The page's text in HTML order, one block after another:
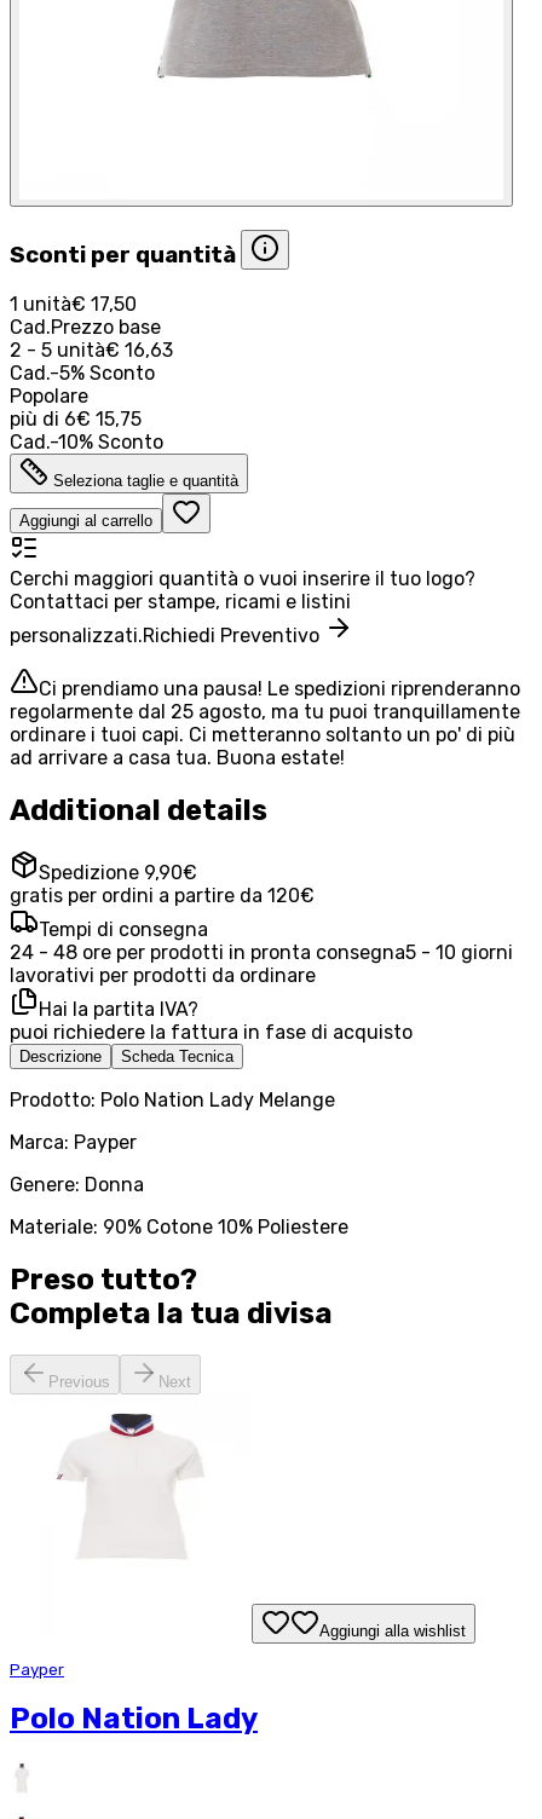
Sconti per quantità
1 unità€ 17,50
Cad.Prezzo base
2 - 5 unità€ 16,63
Cad.-5% Sconto
Popolare
più di 6€ 15,75
Cad.-10% Sconto
Seleziona taglie e quantità
Aggiungi al carrello
Cerchi maggiori quantità o vuoi inserire il tuo logo?
Contattaci per stampe, ricami e listini
personalizzati.Richiedi Preventivo
Ci prendiamo una pausa! Le spedizioni riprenderanno
regolarmente dal 25 agosto, ma tu puoi tranquillamente
ordinare i tuoi capi. Ci metteranno soltanto un po' di più
ad arrivare a casa tua. Buona estate!
Additional details
Spedizione 9,90€
gratis per ordini a partire da 120€
Tempi di consegna
24 - 48 ore per prodotti in pronta consegna5 - 10 giorni
lavorativi per prodotti da ordinare
Hai la partita IVA?
puoi richiedere la fattura in fase di acquisto
Descrizione Scheda Tecnica
Prodotto: Polo Nation Lady Melange
Marca: Payper
Genere: Donna
Materiale: 90% Cotone 10% Poliestere
Preso tutto?
Completa la tua divisa
Previous Next
Aggiungi alla wishlist
Payper
Polo Nation Lady